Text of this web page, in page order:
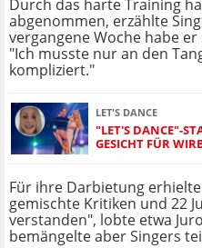
Durch das harte Training
abgenommen, erzählte
vergangene Woche habe
"Ich musste nur an den
kompliziert."
LET'S DANCE
"LET'S DANCE"-
GESICHT FÜR
Für ihre Darbietung
gemischte Kritiken und 22
verstanden", lobte etwa
bemängelte aber Singers